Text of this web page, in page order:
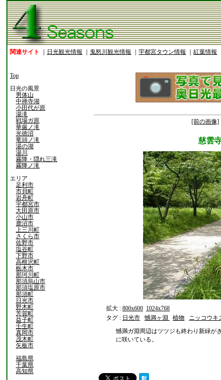
関連サイト 日光観光情報 鬼怒川観光情報 宇都宮タウン情報 紅葉情報
Top
日光の風景
男体山
中禅寺湖
小田代が原
湯滝
戦場ガ原
華厳ノ滝
光徳沼
竜頭ノ滝
湯の湖
湯川
霧降・隠れ三滝
霧降ノ滝
エリア
足利市
市貝町
岩舟町
宇都宮市
大田原市
小山市
鹿沼市
上三川町
さくら市
佐野市
塩谷町
下野市
高根沢町
栃木市
那珂川町
那須烏山市
那須塩原市
那須町
日光市
野木町
芳賀町
益子町
壬生町
真岡市
茂木町
矢板市
福島県
千葉県
高知県
[前の画像]
慈雲
拡大 : 800x600 1024x768
タグ : 日光市 憾満ヶ淵 植物
ニッコウキ
憾満ガ淵周辺はツツジも終わり新緑が
に咲いている。